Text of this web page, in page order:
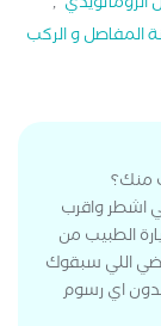
المفاصل و الركب
منك؟
اشطر واقرب
الطبيب من
اللي سبقوك
بدون اي رسوم